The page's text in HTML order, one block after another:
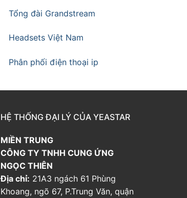
Tổng đài Grandstream
Headsets Việt Nam
Phân phối điện thoại ip
HỆ THỐNG ĐẠI LÝ CỦA YEASTAR
MIỀN TRUNG
CÔNG TY TNHH CUNG ỨNG
NGỌC THIÊN
Địa chỉ: 21A3 ngách 61 Phùng
Khoang, ngõ 67, P.Trung Văn, quận